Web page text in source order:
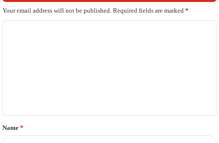
Your email address will not be published. Required fields are marked *
t
*
Name *